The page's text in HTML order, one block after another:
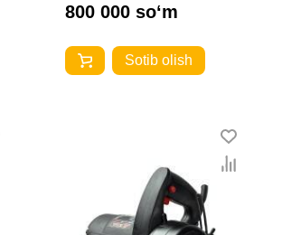
800 000 so‘m
Sotib olish